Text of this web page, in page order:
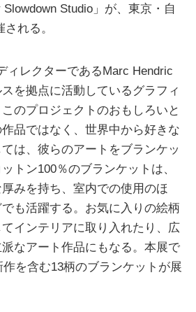
Slowdown Studio」が、東京・自
れる。
ィレクターであるMarc Hendric
を拠点に活動しているグラフィ
のプロジェクトのおもしろいと
品ではなく、世界中から好きな
は、彼らのアートをブランケッ
トン100％のブランケットは、
みを持ち、室内での使用のほ
も活躍する。お気に入りの絵柄
インテリアに取り入れたり、広
なアート作品にもなる。本展で
を含む13柄のブランケットが展